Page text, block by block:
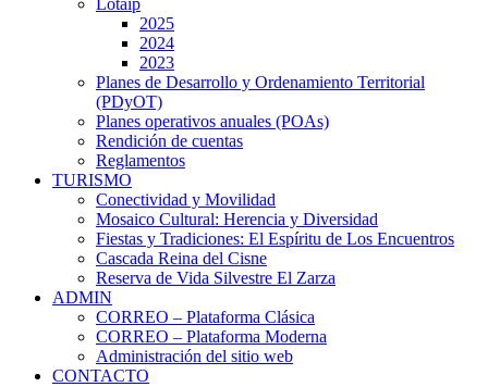
Lotaip
2025
2024
2023
Planes de Desarrollo y Ordenamiento Territorial
(PDyOT)
Planes operativos anuales (POAs)
Rendición de cuentas
Reglamentos
TURISMO
Conectividad y Movilidad
Mosaico Cultural: Herencia y Diversidad
Fiestas y Tradiciones: El Espíritu de Los Encuentros
Cascada Reina del Cisne
Reserva de Vida Silvestre El Zarza
ADMIN
CORREO – Plataforma Clásica
CORREO – Plataforma Moderna
Administración del sitio web
CONTACTO